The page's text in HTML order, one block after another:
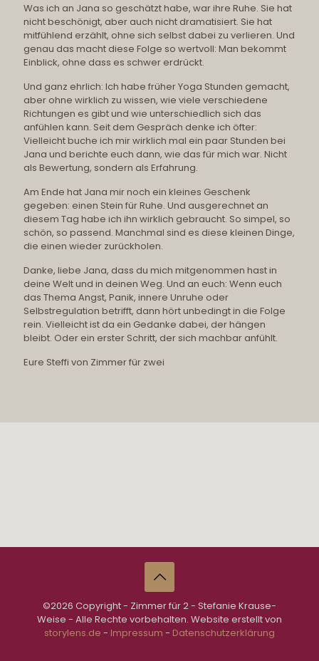
Was ich an Jana so geschätzt habe, war ihre Ruhe. Sie hat
nicht beschönigt, aber auch nicht dramatisiert. Sie hat
mitfühlend erzählt, ohne sich selbst dabei zu verlieren. Und
genau das macht diese Folge so wertvoll: Man bekommt
Einblick, ohne dass es schwer erdrückt.
Und ganz ehrlich: Ich habe früher Yoga Stunden gemacht,
aber ohne wirklich zu wissen, wie viele verschiedene
Richtungen es gibt und wie unterschiedlich sich das
anfühlen kann. Seit dem Gespräch denke ich öfter:
Vielleicht buche ich mir wirklich mal ein paar Stunden bei
Jana und berichte euch dann, wie das für mich war. Nicht
als Bewertung, sondern als Erfahrung.
Am Ende hat Jana mir noch ein kleines Geschenk
gegeben: einen Stein für Ruhe. Und ausgerechnet an
diesem Tag habe ich ihn wirklich gebraucht. So simpel, so
schön, so passend. Manchmal sind es diese kleinen Dinge,
die einen wieder zurückholen.
Danke, liebe Jana, dass du mich mitgenommen hast in
deine Welt und in deinen Weg. Und an euch: Wenn euch
das Thema Angst, Panik, innere Unruhe oder
Selbstregulation betrifft, dann hört unbedingt in die Folge
rein. Vielleicht ist da ein Gedanke dabei, der hängen
bleibt. Oder ein erster Schritt, der sich machbar anfühlt.
Eure Steffi von Zimmer für zwei
©2026 Copyright - Zimmer für 2 - Stefanie Krause-
Weise - Alle Rechte vorbehalten. Website erstellt von
storylens.de - Impressum - Datenschutzerklärung